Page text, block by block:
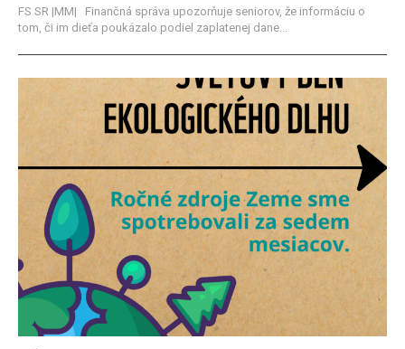
FS SR |MM| Finančná správa upozorňuje seniorov, že informáciu o
tom, či im dieťa poukázalo podiel zaplatenej dane...